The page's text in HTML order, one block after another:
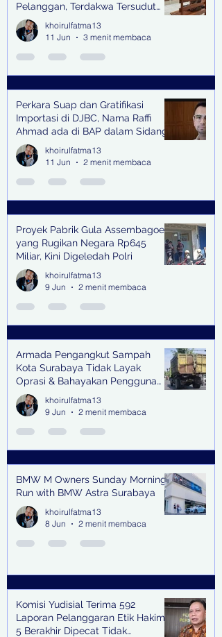
Pelanggan, Terdakwa Tersudut
oleh Keterangan Saksi Kunci
khoirulfatma13
11 Jun
3 menit membaca
Perkara Suap dan Gratifikasi
Importasi di DJBC, Nama Raffi
Ahmad ada di BAP dalam Sidang
khoirulfatma13
11 Jun
2 menit membaca
Proyek Pabrik Gula Assembagoes
yang Rugikan Negara Rp645
Miliar, Kini Digeledah Polri
khoirulfatma13
9 Jun
2 menit membaca
Armada Pengangkut Sampah
Kota Surabaya Tidak Layak
Oprasi & Bahayakan Pengguna
Jalan
khoirulfatma13
9 Jun
2 menit membaca
BMW M Owners Sunday Morning
Run with BMW Astra Surabaya
khoirulfatma13
8 Jun
2 menit membaca
Komisi Yudisial Terima 592
Laporan Pelanggaran Etik Hakim,
5 Berakhir Dipecat Tidak